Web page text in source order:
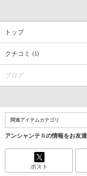
トップ
クチコミ (1)
ブログ
関連アイテムカテゴリ
アンシャンテⅡの情報をお友
ポスト